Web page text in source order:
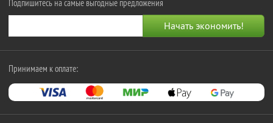
Подпишитесь на самые выгодные предложения
Принимаем к оплате: